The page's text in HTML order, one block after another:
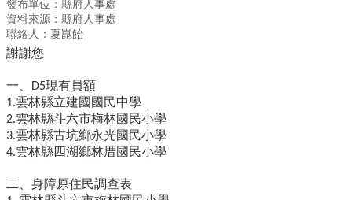
刊
專
欄
園
動
態
行
處
發布單位：縣府人事處
資料來源：縣府人事處
聯絡人：夏崑飴
謝謝您
一、 D5現有員額
1.雲林縣立建國國民中學
2.雲林縣斗六市梅林國民小學
3.雲林縣古坑鄉永光國民小學
4.雲林縣四湖鄉林厝國民小學
二、身障原住民調查表